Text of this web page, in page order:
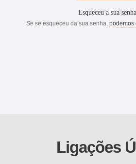
Esqueceu a sua
Se se esqueceu da sua senha, podemos
Ligações